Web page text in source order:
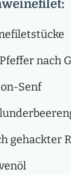
nach
Senf
gehackter